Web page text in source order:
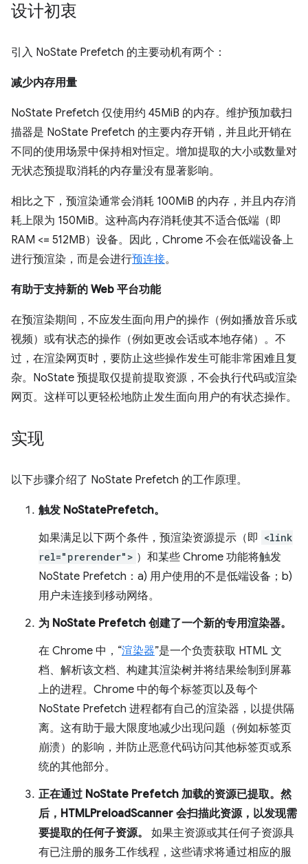
设计初衷
引入 NoState Prefetch 的主要动机有两个：
减少内存用量
NoState Prefetch 仅使用约 45MiB 的内存。维护预加载扫
描器是 NoState Prefetch 的主要内存开销，并且此开销在
不同的使用场景中保持相对恒定。增加提取的大小或数量对
无状态预提取消耗的内存量没有显著影响。
相比之下，预渲染通常会消耗 100MiB 的内存，并且内存消
耗上限为 150MiB。这种高内存消耗使其不适合低端（即
RAM <= 512MB）设备。因此，Chrome 不会在低端设备上
进行预渲染，而是会进行预连接。
有助于支持新的 Web 平台功能
在预渲染期间，不应发生面向用户的操作（例如播放音乐或
视频）或有状态的操作（例如更改会话或本地存储）。不
过，在渲染网页时，要防止这些操作发生可能非常困难且复
杂。NoState 预提取仅提前提取资源，不会执行代码或渲染
网页。这样可以更轻松地防止发生面向用户的有状态操作。
实现
以下步骤介绍了 NoState Prefetch 的工作原理。
触发 NoStatePrefetch。
如果满足以下两个条件，预渲染资源提示（即 <link
rel="prerender"> ）和某些 Chrome 功能将触发
NoState Prefetch：a) 用户使用的不是低端设备；b)
用户未连接到移动网络。
为 NoState Prefetch 创建了一个新的专用渲染器。
在 Chrome 中，“渲染器”是一个负责获取 HTML 文
档、解析该文档、构建其渲染树并将结果绘制到屏幕
上的进程。Chrome 中的每个标签页以及每个
NoState Prefetch 进程都有自己的渲染器，以提供隔
离。这有助于最大限度地减少出现问题（例如标签页
崩溃）的影响，并防止恶意代码访问其他标签页或系
统的其他部分。
正在通过 NoState Prefetch 加载的资源已提取。然
后，HTMLPreloadScanner 会扫描此资源，以发现需
要提取的任何子资源。
如果主资源或其任何子资源具
有已注册的服务工作线程，这些请求将通过相应的服